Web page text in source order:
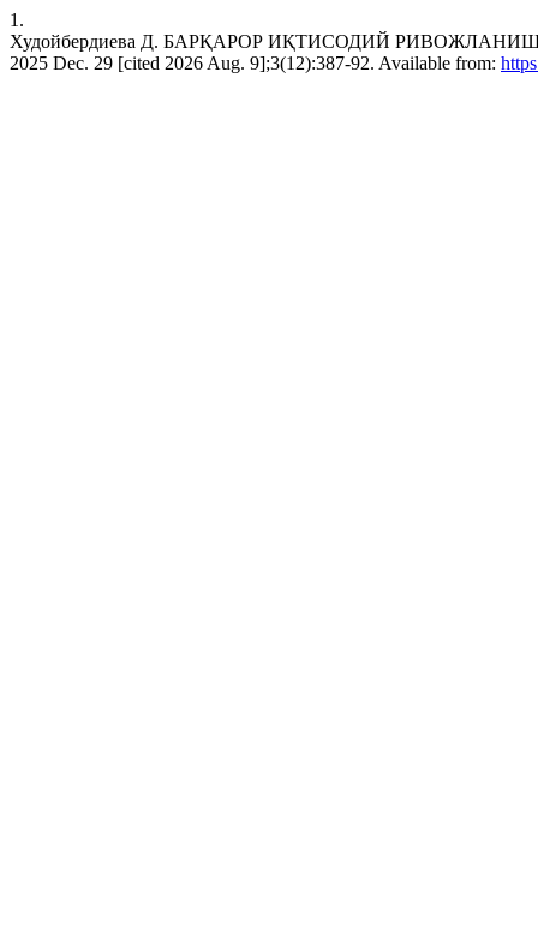
1.
Худойбердиева Д. БАРҚАРОР ИҚТИСОДИЙ
2025 Dec. 29 [cited 2026 Aug. 9];3(12):387-92. Available from: